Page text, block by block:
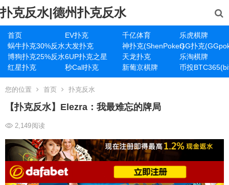
扑克反水|德州扑克反水
首页 EV扑克 千亿体育
乐虎棋牌
蜗牛扑克30%反水大发扑克 神扑克(ShenPoker)GG扑克
博狗扑克25%反水6UP扑克之星 天龙扑克
乐淘棋牌
红星扑克
秒Call扑克 新葡京棋牌 币投
您的位置 首页 扑克反水
【扑克反水】Elezra：我最难忘的牌局
2,149阅读